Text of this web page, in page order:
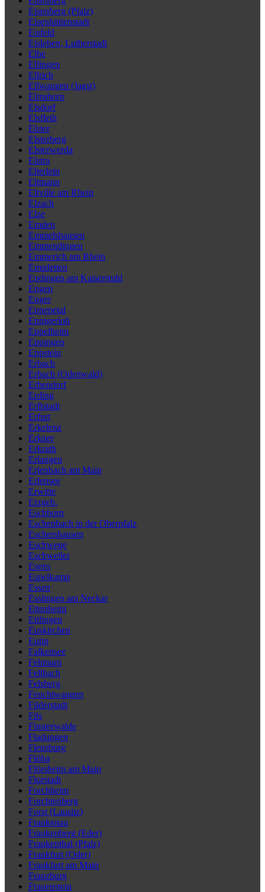
Eisenberg (Pfalz)
Eisenhüttenstadt
Eisfeld
Eisleben, Lutherstadt
Elbe
Ellingen
Ellrich
Ellwangen (Jagst)
Elmshorn
Elsdorf
Elsfleth
Elster
Elsterberg
Elsterwerda
Elstra
Elterlein
Eltmann
Eltville am Rhein
Elzach
Elze
Emden
Emmelshausen
Emmendingen
Emmerich am Rhein
Emsdetten
Endingen am Kaiserstuhl
Engen
Enger
Ennepetal
Ennigerloh
Eppelheim
Eppingen
Eppstein
Erbach
Erbach (Odenwald)
Erbendorf
Erding
Erftstadt
Erfurt
Erkelenz
Erkner
Erkrath
Erlangen
Erlenbach am Main
Erlensee
Erwitte
Erzgeb.
Eschborn
Eschenbach in der Oberpfalz
Eschershausen
Eschwege
Eschweiler
Esens
Espelkamp
Essen
Esslingen am Neckar
Ettenheim
Ettlingen
Euskirchen
Eutin
Falkensee
Fehmarn
Fellbach
Felsberg
Feuchtwangen
Filderstadt
Fils
Finsterwalde
Fladungen
Flensburg
Flöha
Flörsheim am Main
Florstadt
Forchheim
Forchtenberg
Forst (Lausitz)
Frankenau
Frankenberg (Eder)
Frankenthal (Pfalz)
Frankfurt (Oder)
Frankfurt am Main
Franzburg
Frauenstein